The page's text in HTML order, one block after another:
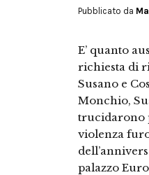
Pubblicato da
E’ quanto
richiesta di
Susano e
Monchio,
trucidarono
violenza
palazzo